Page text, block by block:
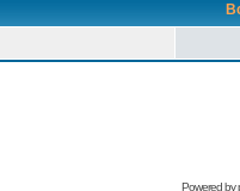
Powered by